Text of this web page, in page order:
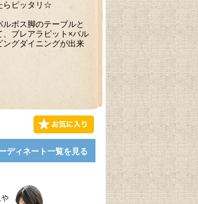
らピッタリ☆
ルボス脚のテーブルと
、ブレアラビット×バル
ングダイニングが出来
ディネート一覧を見る